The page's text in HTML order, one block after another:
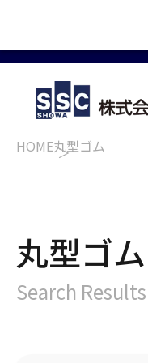
HOME丸型ゴム
丸型ゴ
Search Results